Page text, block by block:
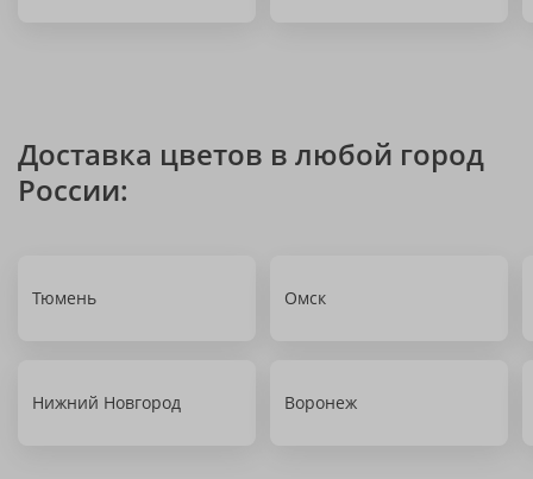
Доставка цветов в любой город
России:
Тюмень Омск
Нижний Новгород Воронеж